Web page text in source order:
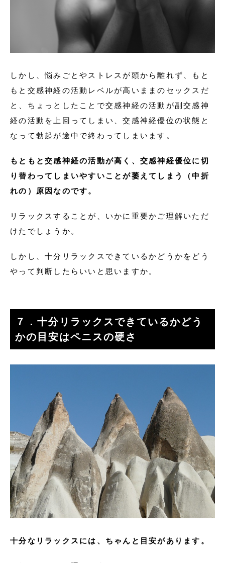
しかし、悩みごとやストレスが頭から離れず、もと
もと交感神経の活動レベルが高いままのセックスだ
と、ちょっとしたことで交感神経の活動が副交感神
経の活動を上回ってしまい、交感神経優位の状態と
なって勃起が途中で終わってしまいます。
もともと交感神経の活動が高く、交感神経優位に切
り替わってしまいやすいことが萎えてしまう（中折
れの）原因なのです。
リラックスすることが、いかに重要かご理解いただ
けたでしょうか。
しかし、十分リラックスできているかどうかをどう
やって判断したらいいと思いますか。
７．十分リラックスできているかどう
かの目安はペニスの硬さ
十分なリラックスには、ちゃんと目安があります。